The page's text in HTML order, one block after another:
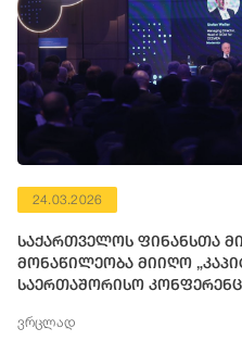
24.03.2026
საქართველოს ფინანსთა
მონაწილეობა მიიღო
საერთაშორისო
ვრცლად